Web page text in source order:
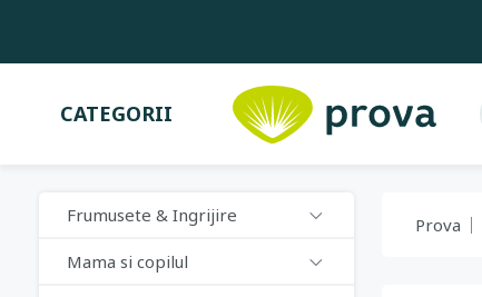
CATEGORII
Frumusete & Ingrijire
Mama si copilul
Prova